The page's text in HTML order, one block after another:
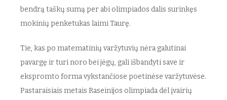
bendrą taškų sumą per abi olimpiados dalis surinkęs
mokinių penketukas laimi Taurę.
Tie, kas po matematinių varžytuvių nėra galutinai
pavargę ir turi noro bei jėgų, gali išbandyti save ir
ekspromto forma vykstančiose poetinėse varžytuvėse.
Pastaraisiais metais Raseinijos olimpiada dėl įvairių